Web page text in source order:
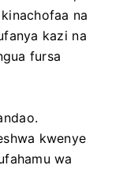
na
kazi na
fursa
kwenye
wa